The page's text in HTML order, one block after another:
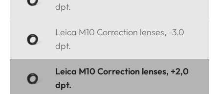
dpt.
Leica M10 Correction lenses, -3.0
dpt.
Leica M10 Correction lenses, +2,0
dpt.